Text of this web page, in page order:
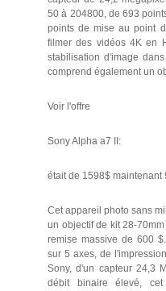
50 à 204800, de 693
points de mise au point
filmer des vidéos 4K en
stabilisation d'image
comprend également un
Voir l'offre
Sony Alpha a7 II:
était de 1598$ maintenant
Cet appareil photo sans
un objectif de kit 28-
remise massive de 600
sur 5 axes, de
Sony, d'un capteur 24,3
débit binaire élevé,